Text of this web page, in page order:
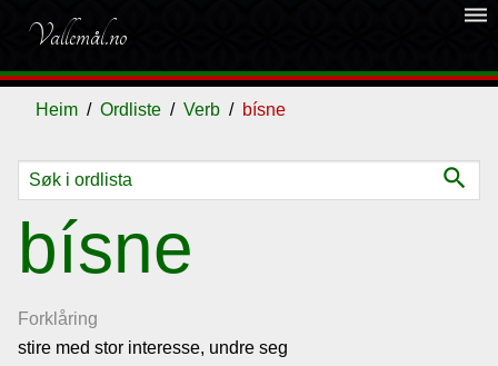
Vallemål.no
dehaze
Heim Ordliste Verb bísne
search
bísne
Forklåring
stire med stor interesse, undre seg
Ordliste
Om
vallemålet